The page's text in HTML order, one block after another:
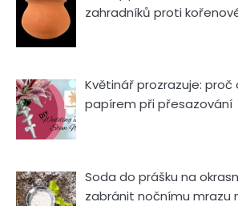
zahradníků proti
Květinář prozrazuje:
papírem při přesazování
Soda do prášku na
zabránit nočnímu mrazu